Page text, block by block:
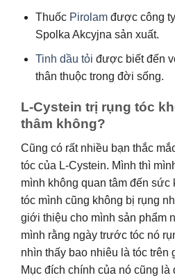
Thuốc Pirolamđược công
Spolka Akcyjna sản xuất.
Tinh dầu tỏi được biết đến
thân thuộc trong đời sống.
L-Cystein trị rụng tóc
thâm không?
Cũng có rất nhiều bạn thắc
tóc của L-Cystein. Mình thì
mình không quan tâm đến sức
tóc mình cũng không bị rụng
giới thiệu cho mình sản phẩm
mình rằng ngày trước tóc nó
nhìn thấy bao nhiêu là tóc trên
Mục đích chính của nó cũng là